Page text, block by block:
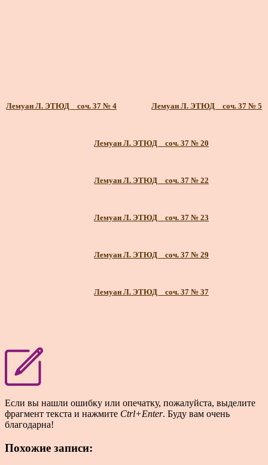
Лемуан Л. ЭТЮД _ соч. 37 № 4 Лемуан Л. ЭТЮД _ соч. 37 № 5
Лемуан Л. ЭТЮД _ соч. 37 № 20
Лемуан Л. ЭТЮД _ соч. 37 № 22
Лемуан Л. ЭТЮД _ соч. 37 № 23
Лемуан Л. ЭТЮД _ соч. 37 № 29
Лемуан Л. ЭТЮД _ соч. 37 № 37
Если вы нашли ошибку или опечатку, пожалуйста, выделите
фрагмент текста и нажмите Ctrl+Enter. Буду вам очень
благодарна!
Похожие записи: